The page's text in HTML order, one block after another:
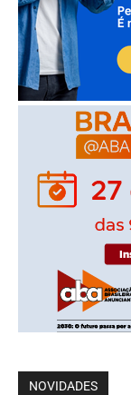
NOVIDADES